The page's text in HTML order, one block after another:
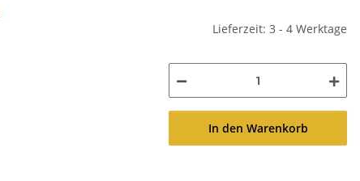
Lieferzeit: 3 - 4 Werktage
In den Warenkorb